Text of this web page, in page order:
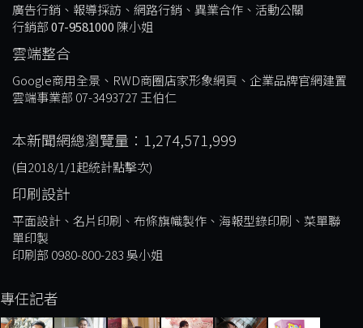
廣告行銷、報導採訪、網路行銷、異業合作、活動公關
行銷部07-9581000 陳小姐
雲端整合
Google商用全景、RWD商圈店家形象網頁、企業品牌官網建置
雲端事業部 07-3493727 王伯仁
本新聞網總瀏覽量：1,274,571,999
(自2018/1/1起統計點擊次)
印刷設計
平面設計、名片印刷、布條旗幟製作、海報型錄印刷、菜單聯
單印製
印刷部 0980-800-283 吳小姐
專任記者